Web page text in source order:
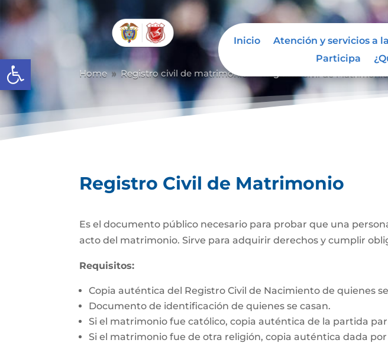
Abrir barra de herramientas
Inicio Atención y servicios a
Participa
Home 9 Registro civil de matrimonio
Registro Civil de Matrimonio
Es el documento público necesario para probar que una
acto del matrimonio. Sirve para adquirir derechos y cumplir
Requisitos:
Copia auténtica del Registro Civil de Nacimiento de quienes
Documento de identificación de quienes se casan.
Si el matrimonio fue católico, copia auténtica de la partida
Si el matrimonio fue de otra religión, copia auténtica dada